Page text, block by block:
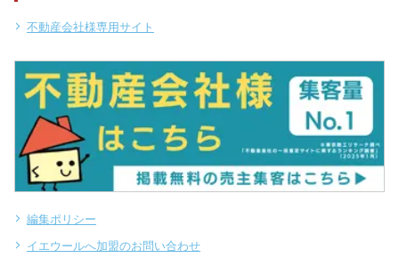
不動産会社様専用サイト
編集ポリシー
イエウールへ加盟のお問い合わせ